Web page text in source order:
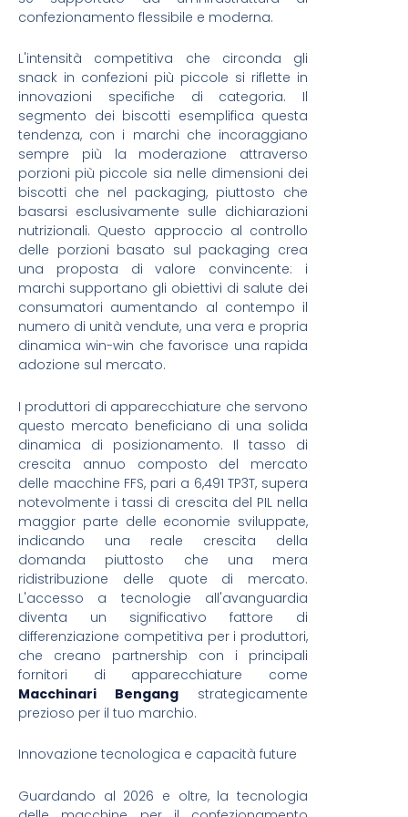
confezionamento flessibile e moderna.
L'intensità competitiva che circonda gli
snack in confezioni più piccole si riflette in
innovazioni specifiche di categoria. Il
segmento dei biscotti esemplifica questa
tendenza, con i marchi che incoraggiano
sempre più la moderazione attraverso
porzioni più piccole sia nelle dimensioni dei
biscotti che nel packaging, piuttosto che
basarsi esclusivamente sulle dichiarazioni
nutrizionali. Questo approccio al controllo
delle porzioni basato sul packaging crea
una proposta di valore convincente: i
marchi supportano gli obiettivi di salute dei
consumatori aumentando al contempo il
numero di unità vendute, una vera e propria
dinamica win-win che favorisce una rapida
adozione sul mercato.
I produttori di apparecchiature che servono
questo mercato beneficiano di una solida
dinamica di posizionamento. Il tasso di
crescita annuo composto del mercato
delle macchine FFS, pari a 6,491 TP3T, supera
notevolmente i tassi di crescita del PIL nella
maggior parte delle economie sviluppate,
indicando una reale crescita della
domanda piuttosto che una mera
ridistribuzione delle quote di mercato.
L'accesso a tecnologie all'avanguardia
diventa un significativo fattore di
differenziazione competitiva per i produttori,
che creano partnership con i principali
fornitori di apparecchiature come
Macchinari Bengang strategicamente
prezioso per il tuo marchio.
Innovazione tecnologica e capacità future
Guardando al 2026 e oltre, la tecnologia